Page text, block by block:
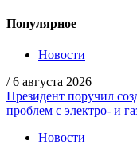
Популярное
Новости
/ 6 августа 2026
Президент поручил
проблем с электро- и
Новости